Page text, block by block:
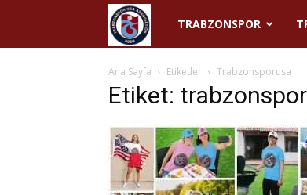
Trabzonspor
USA
TRABZONSPOR
Ana Sayfa Etiketler Trabzonsporusa
Etiket: